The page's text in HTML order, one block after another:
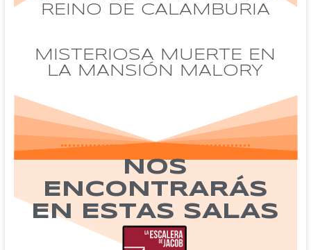
REINO DE CALAMBURIA
MISTERIOSA MUERTE EN
LA MANSIÓN MALORY
NOS
ENCONTRARÁS
EN ESTAS SALAS